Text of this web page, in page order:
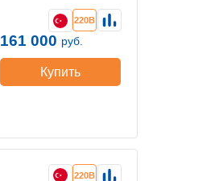
220В
161 000 руб.
Купить
220В